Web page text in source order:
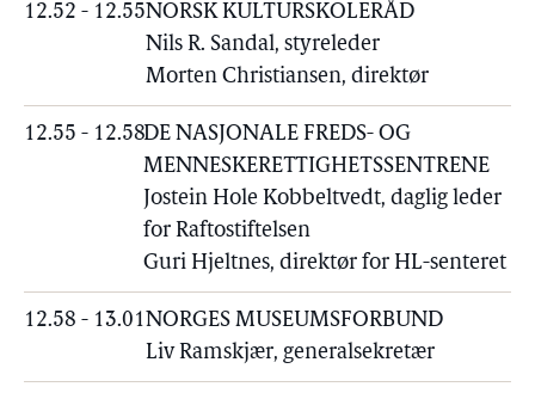
12.52 - 12.55NORSK KULTURSKOLERÅD
Nils R. Sandal, styreleder
Morten Christiansen, direktør
12.55 - 12.58DE NASJONALE FREDS- OG
MENNESKERETTIGHETSSENTRENE
Jostein Hole Kobbeltvedt, daglig leder
for Raftostiftelsen
Guri Hjeltnes, direktør for HL-senteret
12.58 - 13.01NORGES MUSEUMSFORBUND
Liv Ramskjær, generalsekretær